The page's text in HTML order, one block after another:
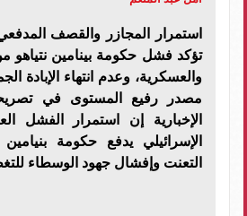
استمرار المجازر والقصف
تؤكد فشل حكومة بينامين نتياهو
والعسكرية، وعدم انتهاء الإبادة
مصدر رفيع المستوى في
الإخبارية إن استمرار الفشل
الإسرائيلي يدفع حكومة
التعنت وإفشال جهود الوسطاء